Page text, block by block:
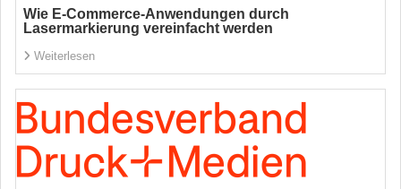
Wie E-Commerce-Anwendungen durch
Lasermarkierung vereinfacht werden
Weiterlesen